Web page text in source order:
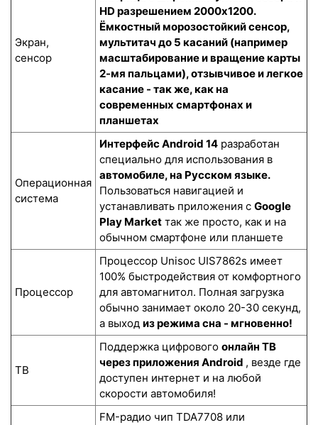
Экран,
сенсор
HD разрешением 2000x1200.
Ёмкостный морозостойкий сенсор,
мультитач до 5 касаний (например
масштабирование и вращение карты
2-мя пальцами), отзывчивое и легкое
касание - так же, как на
современных смартфонах и
планшетах
Операционная
система
Интерфейс Android 14 разработан
специально для использования в
автомобиле, на Русском языке.
Пользоваться навигацией и
устанавливать приложения с Google
Play Market так же просто, как и на
обычном смартфоне или планшете
Процессор
Процессор Unisoc UIS7862s имеет
100% быстродействия от комфортного
для автомагнитол. Полная загрузка
обычно занимает около 20-30 секунд,
а выход из режима сна - мгновенно!
ТВ
Поддержка цифрового онлайн ТВ
через приложения Android , везде где
доступен интернет и на любой
скорости автомобиля!
FM-радио чип TDA7708 или